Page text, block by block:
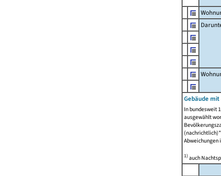
Gebäude
In bundesweit
ausgewählt
Abweichungen
1)auch